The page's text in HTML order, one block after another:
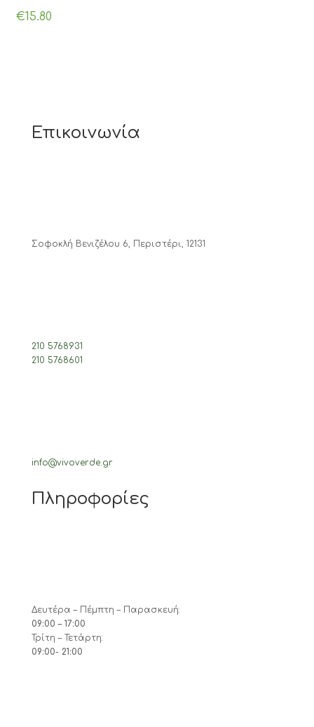
€15.80
Επικοινωνία
Σοφοκλή Βενιζέλου 6, Περιστέρι, 12131
210 5768931
210 5768601
info@vivoverde.gr
Πληροφορίες
Δευτέρα – Πέμπτη – Παρασκευή:
09:00 – 17:00
Τρίτη – Τετάρτη:
09:00- 21:00